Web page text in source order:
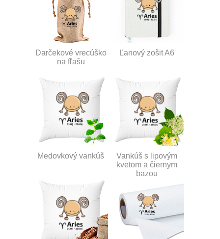
Darčekové vrecúško
na fľašu
Ľanový zošit A6
Medovkový vankúš
Vankúš s lipovým
kvetom a čiernym
bazou